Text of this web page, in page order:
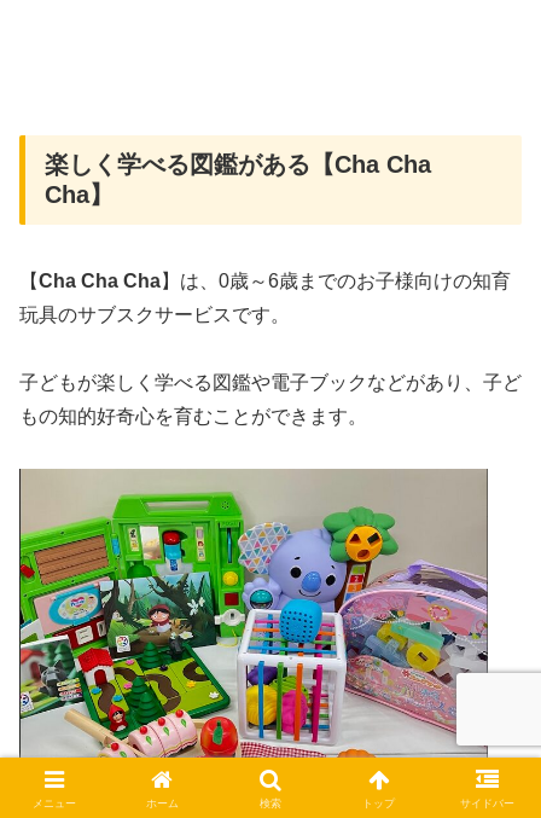
楽しく学べる図鑑がある【Cha Cha
Cha】
【Cha Cha Cha】は、0歳～6歳までのお子様向けの知育
玩具のサブスクサービスです。
子どもが楽しく学べる図鑑や電子ブックなどがあり、子ど
もの知的好奇心を育むことができます。
メニュー ホーム 検索 トップ サイドバー